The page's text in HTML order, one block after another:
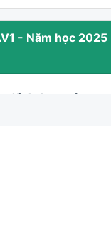
- Năm học 2025
- Hình thang cân